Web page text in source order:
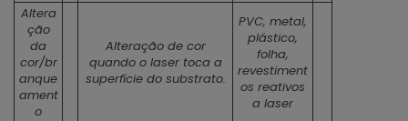
Altera
ção
da
cor/br
anque
ament
o
Alteração de cor
quando o laser toca a
superfície do substrato.
PVC, metal,
plástico,
folha,
revestiment
os reativos
a laser